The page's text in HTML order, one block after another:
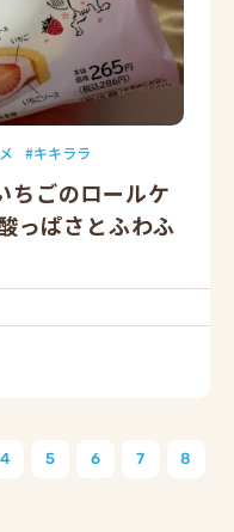
キキララ
ごのロールケ
っぱさとふわふ
4 5 6 7 8